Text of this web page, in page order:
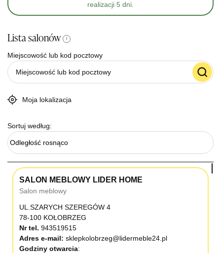
realizacji 5 dni.
Lista salonów i
Miejscowość lub kod pocztowy
Moja lokalizacja
Sortuj według:
Odległość rosnąco
SALON MEBLOWY LIDER HOME
Salon meblowy
UL.SZARYCH SZEREGÓW 4
78-100 KOŁOBRZEG
Nr tel. 943519515
Adres e-mail: sklepkolobrzeg@lidermeble24.pl
Godziny otwarcia